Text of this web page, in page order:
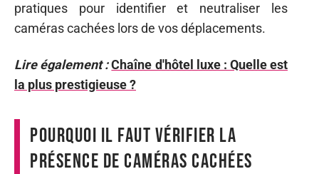
pratiques pour identifier et neutraliser les
caméras cachées lors de vos déplacements.
Lire également :Chaîne d'hôtel luxe : Quelle est
la plus prestigieuse ?
Pourquoi il faut vérifier la
présence de caméras cachées